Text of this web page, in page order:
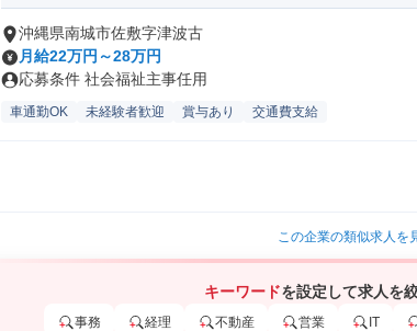
沖縄県南城市佐敷字津波古
月給22万円～28万円
応募条件 社会福祉主事任用
車通勤OK 未経験者歓迎 賞与あり 交通費支給
この企業の類似求人を
キーワードを設定して求人を
事務 経理 不動産 営業 IT